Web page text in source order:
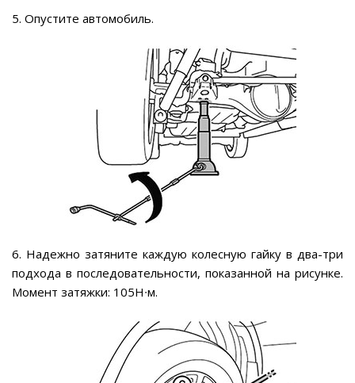
5. Опустите автомобиль.
6. Надежно затяните каждую колесную гайку в два-три
подхода в последовательности, показанной на рисунке.
Момент затяжки: 105Н∙м.